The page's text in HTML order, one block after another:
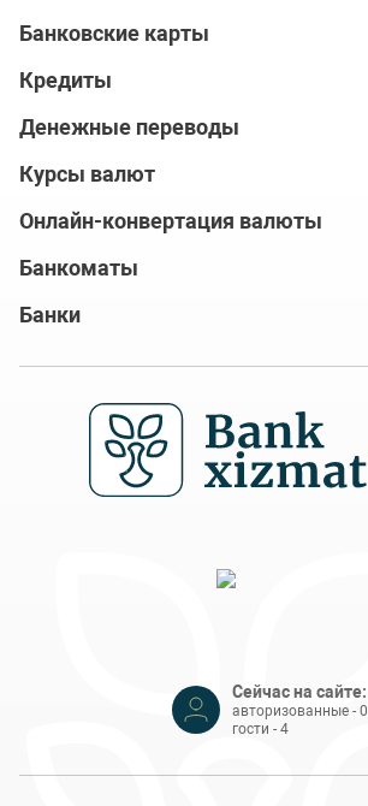
Банковские карты
Кредиты
Денежные переводы
Курсы валют
Онлайн-конвертация валюты
Банкоматы
Банки
Сейчас на сайте:
авторизованные - 0
гости - 4